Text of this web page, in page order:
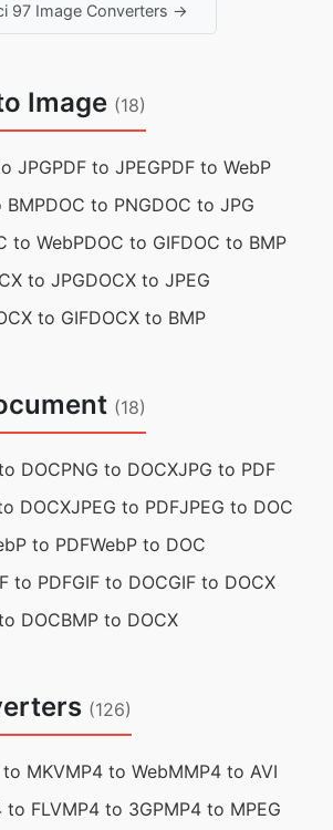
97 Image Converters →
Image (18)
JPGPDF to JPEGPDF to WebP
BMPDOC to PNGDOC to JPG
to WebPDOC to GIFDOC to BMP
to JPGDOCX to JPEG
to GIFDOCX to BMP
(18)
DOCPNG to DOCXJPG to PDF
DOCXJPEG to PDFJPEG to DOC
to PDFWebP to DOC
to PDFGIF to DOCGIF to DOCX
DOCBMP to DOCX
(126)
to MKVMP4 to WebMMP4 to AVI
to FLVMP4 to 3GPMP4 to MPEG